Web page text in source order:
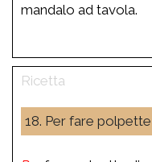
mandalo ad tavola.
18. Per fare